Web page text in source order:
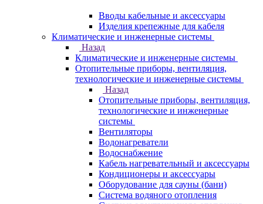
Вводы кабельные и аксессуары
Изделия крепежные для кабеля
Климатические и инженерные системы
Назад
Климатические и инженерные системы
Отопительные приборы, вентиляция,
технологические и инженерные системы
Назад
Отопительные приборы, вентиляция,
технологические и инженерные
системы
Вентиляторы
Водонагреватели
Водоснабжение
Кабель нагревательный и аксессуары
Кондиционеры и аксессуары
Оборудование для сауны (бани)
Система водяного отопления